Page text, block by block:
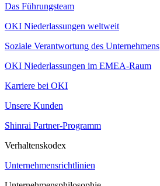
Das Führungsteam
OKI Niederlassungen weltweit
Soziale Verantwortung des Unternehmens
OKI Niederlassungen im EMEA-Raum
Karriere bei OKI
Unsere Kunden
Shinrai Partner-Programm
Verhaltenskodex
Unternehmensrichtlinien